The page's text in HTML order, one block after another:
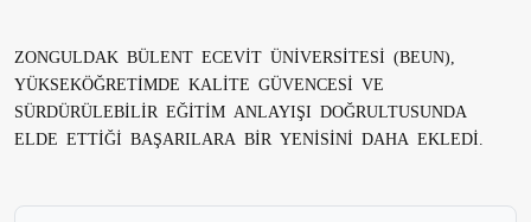
ZONGULDAK BÜLENT ECEVİT ÜNİVERSİTESİ (BEUN),
YÜKSEKÖĞRETİMDE KALİTE GÜVENCESİ VE
SÜRDÜRÜLEBİLİR EĞİTİM ANLAYIŞI DOĞRULTUSUNDA
ELDE ETTİĞİ BAŞARILARA BİR YENİSİNİ DAHA EKLEDİ.